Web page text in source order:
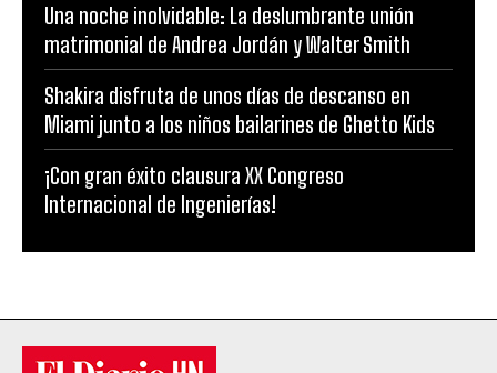
Una noche inolvidable: La deslumbrante unión
matrimonial de Andrea Jordán y Walter Smith
Shakira disfruta de unos días de descanso en
Miami junto a los niños bailarines de Ghetto Kids
¡Con gran éxito clausura XX Congreso
Internacional de Ingenierías!